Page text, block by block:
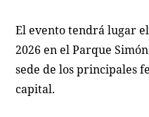
El evento tendrá lugar
2026 en el Parque
sede de los principales
capital.